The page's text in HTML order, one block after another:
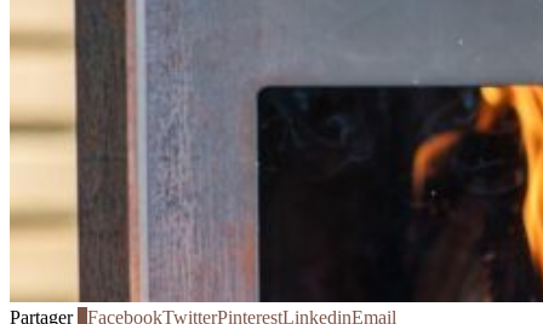
Partager FacebookTwitterPinterestLinkedinEmail